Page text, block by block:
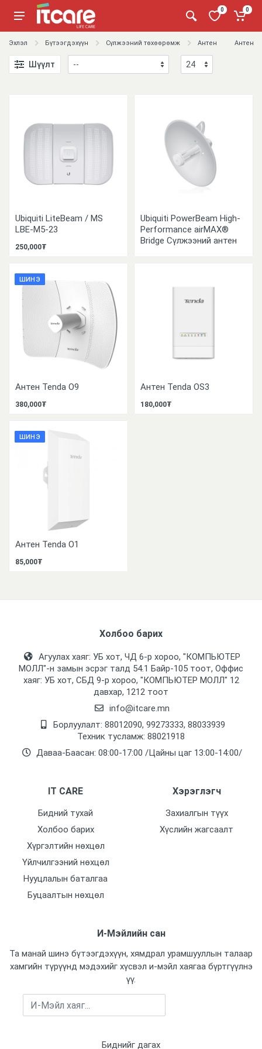
0 0
Эхлэл Бүтээгдэхүүн Сүлжээний төхөөрөмж Антен Антен
Шүүлт
Ubiquiti LiteBeam / MS
LBE-M5-23
250,000₮
Ubiquiti PowerBeam High-
Performance airMAX®
Bridge Сүлжээний антен
ШИНЭ
Антен Tenda О9
380,000₮
Антен Tenda OS3
180,000₮
ШИНЭ
Антен Tenda О1
85,000₮
Холбоо барих
Агуулах хаяг: УБ хот, ЧД 6-р хороо, "КОМПЬЮТЕР
МОЛЛ᠌"-н замын эсрэг талд 54.1 Байр-105 тоот, Оффис
хаяг: УБ хот, СБД 9-р хороо, "КОМПЬЮТЕР МОЛЛ᠌" 12
давхар, 1212 тоот
info@itcare.mn
Борлуулалт: 88012090, 99273333, 88033939
Техник тусламж: 88021918
Даваа-Баасан: 08:00-17:00 /Цайны цаг 13:00-14:00/
IT CARE
Бидний тухай
Холбоо барих
Хүргэлтийн нөхцөл
Үйлчилгээний нөхцөл
Нууцлалын баталгаа
Буцаалтын нөхцөл
Хэрэглэгч
Захиалгын түүх
Хүслийн жагсаалт
И-Мэйлийн сан
Та манай шинэ бүтээгдэхүүн, хямдрал урамшууллын талаар
хамгийн түрүүнд мэдэхийг хүсвэл и-мэйл хаягаа бүртгүүлнэ
үү.
Биднийг дагах